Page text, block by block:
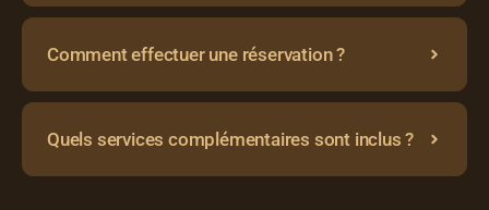
Comment effectuer une réservation ?
Quels services complémentaires sont inclus ?